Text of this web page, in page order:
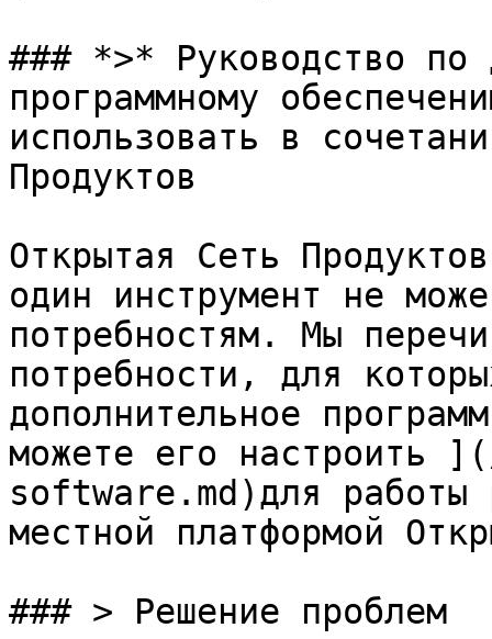
### *>* Руководство по
программному
использовать в
Продуктов
Открытая Сеть
один инструмент не
потребностям. Мы
потребности, для
дополнительное
можете его настроить
software.md)для
местной платформой
### > Решение проблем